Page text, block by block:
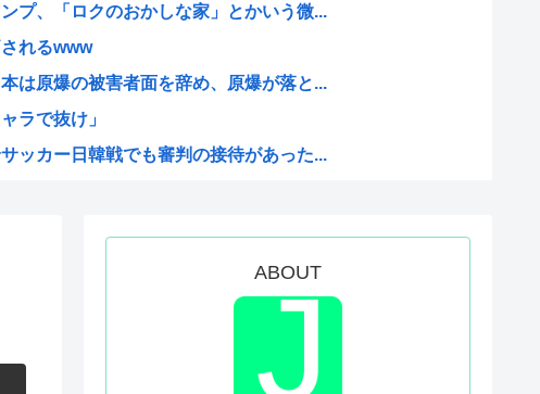
プ、「ロクのおかしな家」とかいう微...
れるwww
は原爆の被害者面を辞め、原爆が落と...
ラで抜け」
ッカー日韓戦でも審判の接待があった...
んじゃなかった…」 日本を知ってしま...
ホクゥ！財政健全化は目指さない！で...
(次期大統領選で)私たちはJ.D....
ABOUT